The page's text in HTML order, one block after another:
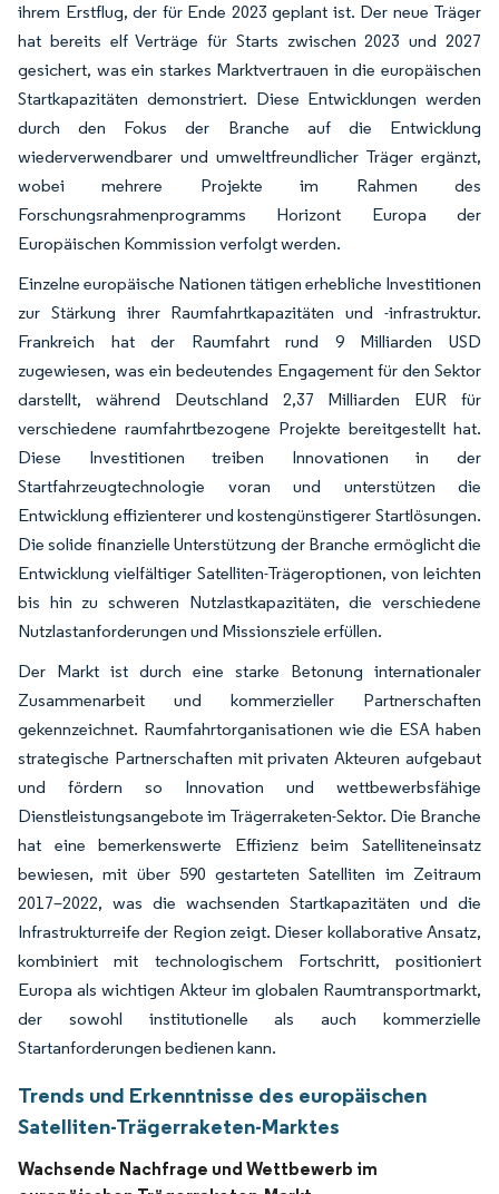
ihrem Erstflug, der für Ende 2023 geplant ist. Der neue Träger
hat bereits elf Verträge für Starts zwischen 2023 und 2027
gesichert, was ein starkes Marktvertrauen in die europäischen
Startkapazitäten demonstriert. Diese Entwicklungen werden
durch den Fokus der Branche auf die Entwicklung
wiederverwendbarer und umweltfreundlicher Träger ergänzt,
wobei mehrere Projekte im Rahmen des
Forschungsrahmenprogramms Horizont Europa der
Europäischen Kommission verfolgt werden.
Einzelne europäische Nationen tätigen erhebliche Investitionen
zur Stärkung ihrer Raumfahrtkapazitäten und -infrastruktur.
Frankreich hat der Raumfahrt rund 9 Milliarden USD
zugewiesen, was ein bedeutendes Engagement für den Sektor
darstellt, während Deutschland 2,37 Milliarden EUR für
verschiedene raumfahrtbezogene Projekte bereitgestellt hat.
Diese Investitionen treiben Innovationen in der
Startfahrzeugtechnologie voran und unterstützen die
Entwicklung effizienterer und kostengünstigerer Startlösungen.
Die solide finanzielle Unterstützung der Branche ermöglicht die
Entwicklung vielfältiger Satelliten-Trägeroptionen, von leichten
bis hin zu schweren Nutzlastkapazitäten, die verschiedene
Nutzlastanforderungen und Missionsziele erfüllen.
Der Markt ist durch eine starke Betonung internationaler
Zusammenarbeit und kommerzieller Partnerschaften
gekennzeichnet. Raumfahrtorganisationen wie die ESA haben
strategische Partnerschaften mit privaten Akteuren aufgebaut
und fördern so Innovation und wettbewerbsfähige
Dienstleistungsangebote im Trägerraketen-Sektor. Die Branche
hat eine bemerkenswerte Effizienz beim Satelliteneinsatz
bewiesen, mit über 590 gestarteten Satelliten im Zeitraum
2017–2022, was die wachsenden Startkapazitäten und die
Infrastrukturreife der Region zeigt. Dieser kollaborative Ansatz,
kombiniert mit technologischem Fortschritt, positioniert
Europa als wichtigen Akteur im globalen Raumtransportmarkt,
der sowohl institutionelle als auch kommerzielle
Startanforderungen bedienen kann.
Trends und Erkenntnisse des europäischen
Satelliten-Trägerraketen-Marktes
Wachsende Nachfrage und Wettbewerb im